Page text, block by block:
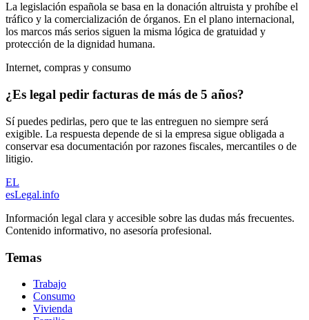
La legislación española se basa en la donación altruista y prohíbe el
tráfico y la comercialización de órganos. En el plano internacional,
los marcos más serios siguen la misma lógica de gratuidad y
protección de la dignidad humana.
Internet, compras y consumo
¿Es legal pedir facturas de más de 5 años?
Sí puedes pedirlas, pero que te las entreguen no siempre será
exigible. La respuesta depende de si la empresa sigue obligada a
conservar esa documentación por razones fiscales, mercantiles o de
litigio.
EL
esLegal.info
Información legal clara y accesible sobre las dudas más frecuentes.
Contenido informativo, no asesoría profesional.
Temas
Trabajo
Consumo
Vivienda